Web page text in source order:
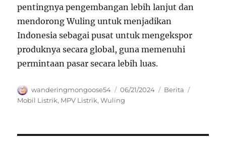
pentingnya pengembangan lebih lanjut dan
mendorong Wuling untuk menjadikan
Indonesia sebagai pusat untuk mengekspor
produknya secara global, guna memenuhi
permintaan pasar secara lebih luas.
Author
wanderingmongoose54
Posted
on
06/21/2024 Categories
Berita
Mobil Listrik, MPV Listrik,Wuling